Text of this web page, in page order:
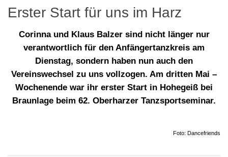
Erster Start für uns im Harz
Corinna und Klaus Balzer sind nicht länger nur
verantwortlich für den Anfängertanzkreis am
Dienstag, sondern haben nun auch den
Vereinswechsel zu uns vollzogen. Am dritten Mai –
Wochenende war ihr erster Start in Hohegeiß bei
Braunlage beim 62. Oberharzer Tanzsportseminar.
Foto: Dancefriends